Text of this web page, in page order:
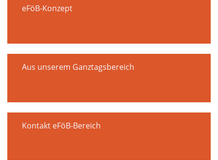
eFöB-Konzept
Aus unserem Ganztagsbereich
Kontakt eFöB-Bereich